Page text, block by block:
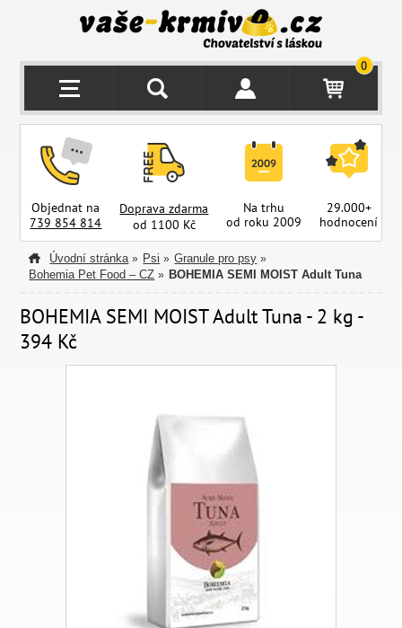
0
Objednat na
739 854 814
Doprava zdarma
od 1100 Kč
Na trhu
od roku 2009
29.000+
hodnocení
Úvodní stránka » Psi » Granule pro psy »
Bohemia Pet Food – CZ » BOHEMIA SEMI MOIST Adult Tuna
BOHEMIA SEMI MOIST Adult Tuna - 2 kg -
394 Kč